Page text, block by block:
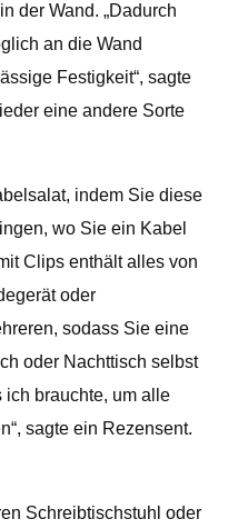
der Wand. „Dadurch
an die Wand
Festigkeit“, sagte
eine andere Sorte
indem Sie diese
wo Sie ein Kabel
Clips enthält alles von
oder
sodass Sie eine
oder Nachttisch selbst
ich brauchte, um alle
sagte ein Rezensent.
Schreibtischstuhl oder